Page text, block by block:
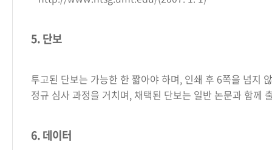
5. 단보
투고된 단보는 가능한 한 짧아야 하며, 인쇄 후 6쪽을 넘지
정규 심사 과정을 거치며, 채택된 단보는 일반 논문과 함께
6. 데이터